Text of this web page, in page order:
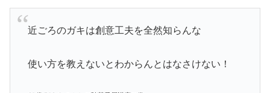
近ごろのガキは創意工夫を全然知らんな
使い方を教えないとわからんとはなさけない！